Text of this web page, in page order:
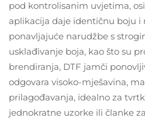
pod kontrolisanim uvjetima,
aplikacija daje identičnu boju i
ponavljajuće narudžbe s
usklađivanje boja, kao što su
brendiranja, DTF jamči
odgovara visoko-mješavina,
prilagođavanja, idealno za
jednokratne uzorke ili članke